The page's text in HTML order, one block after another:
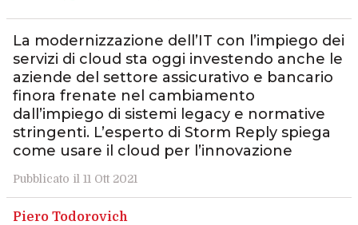
La modernizzazione dell’IT con l’impiego dei
servizi di cloud sta oggi investendo anche le
aziende del settore assicurativo e bancario
finora frenate nel cambiamento
dall’impiego di sistemi legacy e normative
stringenti. L’esperto di Storm Reply spiega
come usare il cloud per l’innovazione
Pubblicato il 11 Ott 2021
Piero Todorovich